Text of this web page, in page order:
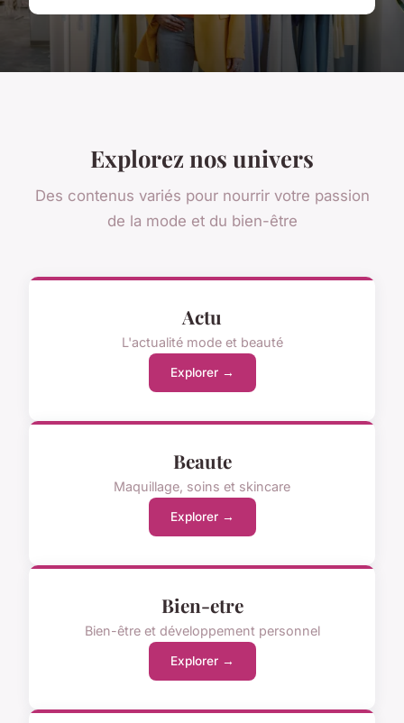
Explorez nos univers
Des contenus variés pour nourrir votre passion
de la mode et du bien-être
Actu
L'actualité mode et beauté
Explorer →
Beaute
Maquillage, soins et skincare
Explorer →
Bien-etre
Bien-être et développement personnel
Explorer →